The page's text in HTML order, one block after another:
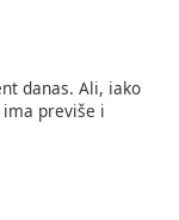
danas. Ali, iako
previše i